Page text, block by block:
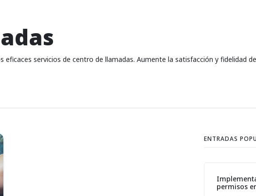
eficaces servicios de centro de llamadas. Aumente la satisfacción y fidelidad
ENTRADAS
permisos